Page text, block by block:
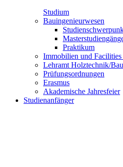
Studium
Bauingenieurwesen
Praktikum
Immobilien und
Lehramt Holztechnik/
Prüfungsordnungen
Erasmus
Akademische Jahresfeier
Studienanfänger